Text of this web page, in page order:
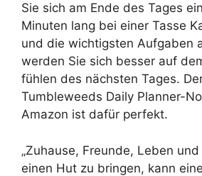
Sie sich am Ende des Tages
Minuten lang bei einer Tasse
und die wichtigsten Aufgaben
werden Sie sich besser auf
fühlen des nächsten Tages.
Tumbleweeds Daily Planner-
Amazon ist dafür perfekt.
„Zuhause, Freunde, Leben
einen Hut zu bringen, kann